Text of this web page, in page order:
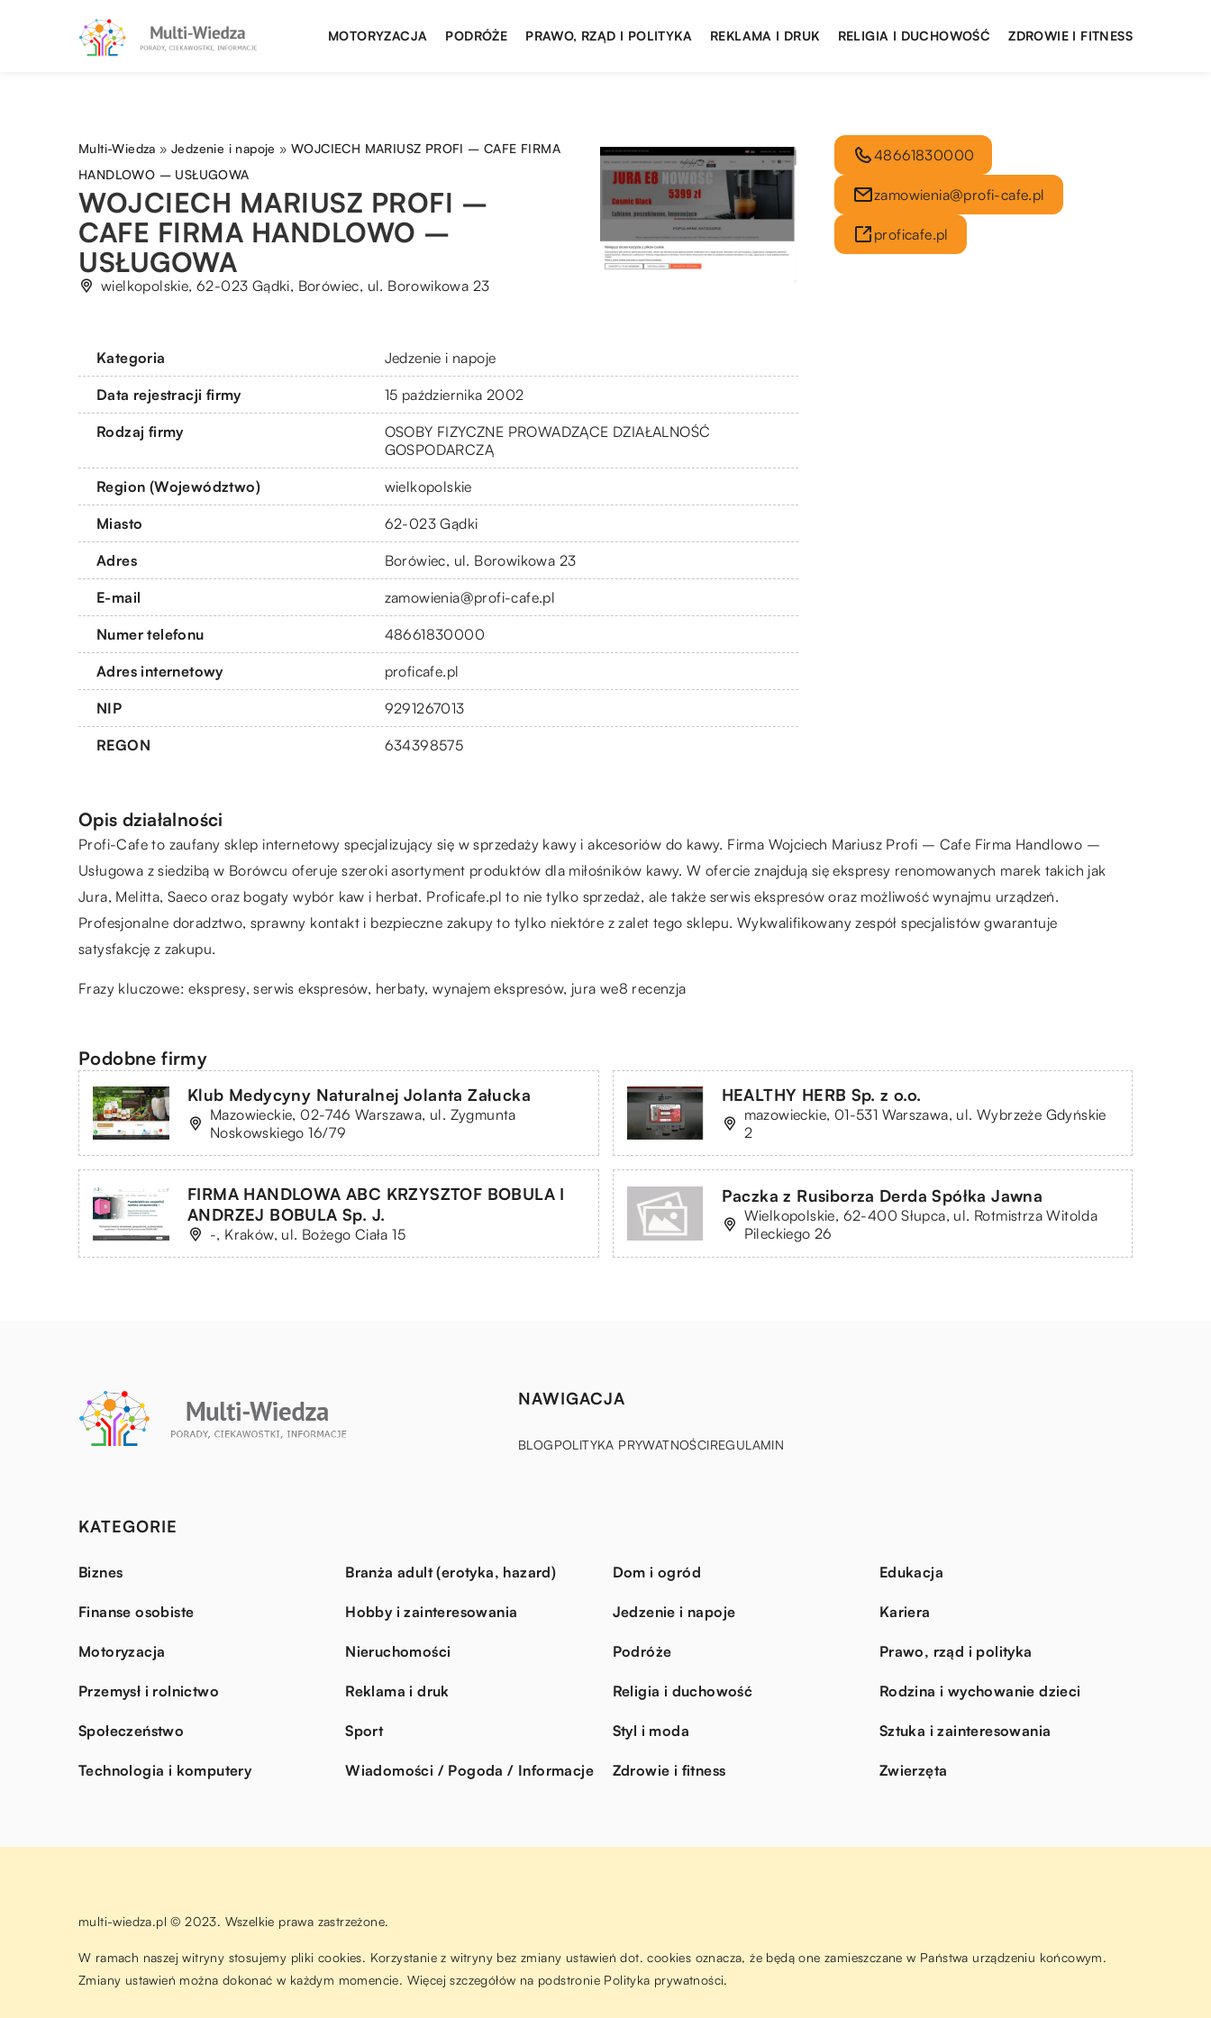
MOTORYZACJA PODRÓŻE PRAWO, RZĄD I POLITYKA REKLAMA I DRUK RELIGIA I DUCHOWOŚĆ ZDROWIE I FITNESS
Multi-Wiedza »Jedzenie i napoje »WOJCIECH MARIUSZ PROFI – CAFE FIRMA
HANDLOWO – USŁUGOWA
WOJCIECH MARIUSZ PROFI –
CAFE FIRMA HANDLOWO –
USŁUGOWA
wielkopolskie, 62-023 Gądki, Borówiec, ul. Borowikowa 23
Kategoria Jedzenie i napoje
Data rejestracji firmy 15 października 2002
Rodzaj firmy
OSOBY FIZYCZNE PROWADZĄCE DZIAŁALNOŚĆ
GOSPODARCZĄ
Region (Województwo) wielkopolskie
Miasto 62-023 Gądki
Adres Borówiec, ul. Borowikowa 23
E-mail zamowienia@profi-cafe.pl
Numer telefonu 48661830000
Adres internetowy proficafe.pl
NIP 9291267013
REGON 634398575
48661830000
zamowienia@profi-cafe.pl
proficafe.pl
Opis działalności
Profi-Cafe to zaufany sklep internetowy specjalizujący się w sprzedaży kawy i akcesoriów do kawy. Firma Wojciech Mariusz Profi – Cafe Firma Handlowo –
Usługowa z siedzibą w Borówcu oferuje szeroki asortyment produktów dla miłośników kawy. W ofercie znajdują się ekspresy renomowanych marek takich jak
Jura, Melitta, Saeco oraz bogaty wybór kaw i herbat. Proficafe.pl to nie tylko sprzedaż, ale także serwis ekspresów oraz możliwość wynajmu urządzeń.
Profesjonalne doradztwo, sprawny kontakt i bezpieczne zakupy to tylko niektóre z zalet tego sklepu. Wykwalifikowany zespół specjalistów gwarantuje
satysfakcję z zakupu.
Frazy kluczowe: ekspresy, serwis ekspresów, herbaty, wynajem ekspresów, jura we8 recenzja
Podobne firmy
Klub Medycyny Naturalnej Jolanta Załucka
Mazowieckie, 02-746 Warszawa, ul. Zygmunta
Noskowskiego 16/79
HEALTHY HERB Sp. z o.o.
mazowieckie, 01-531 Warszawa, ul. Wybrzeże Gdyńskie
2
FIRMA HANDLOWA ABC KRZYSZTOF BOBULA I
ANDRZEJ BOBULA Sp. J.
-, Kraków, ul. Bożego Ciała 15
Paczka z Rusiborza Derda Spółka Jawna
Wielkopolskie, 62-400 Słupca, ul. Rotmistrza Witolda
Pileckiego 26
NAWIGACJA
BLOGPOLITYKA PRYWATNOŚCIREGULAMIN
KATEGORIE
Biznes Branża adult (erotyka, hazard) Dom i ogród Edukacja
Finanse osobiste Hobby i zainteresowania Jedzenie i napoje Kariera
Motoryzacja Nieruchomości Podróże Prawo, rząd i polityka
Przemysł i rolnictwo Reklama i druk Religia i duchowość Rodzina i wychowanie dzieci
Społeczeństwo Sport Styl i moda Sztuka i zainteresowania
Technologia i komputery Wiadomości / Pogoda / Informacje Zdrowie i fitness Zwierzęta
multi-wiedza.pl © 2023. Wszelkie prawa zastrzeżone.
W ramach naszej witryny stosujemy pliki cookies. Korzystanie z witryny bez zmiany ustawień dot. cookies oznacza, że będą one zamieszczane w Państwa urządzeniu końcowym.
Zmiany ustawień można dokonać w każdym momencie. Więcej szczegółów na podstronie Polityka prywatności.